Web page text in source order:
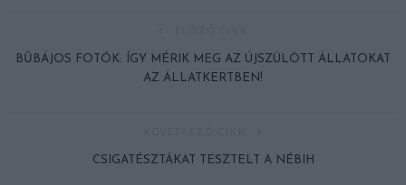
BŰBÁJOS FOTÓK: ÍGY MÉRIK MEG AZ ÚJSZÜLÖTT ÁLLATOKAT
AZ ÁLLATKERTBEN!
CSIGATÉSZTÁKAT TESZTELT A NÉBIH